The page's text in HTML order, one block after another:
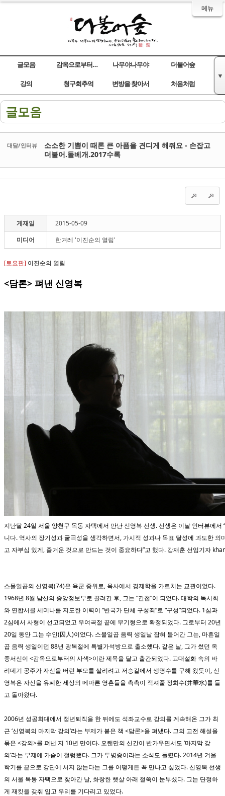
메뉴
글모음 감옥으로부터의 사색 나무야나무야 더불어숲
강의
▼
청구회추억
변방을 찾아서 처음처럼
글모음
대담/인터뷰
소소한 기쁨이 때론 큰 아픔을 견디게 해줘요 - 손잡고
더불어.돌베개.2017수록
게재일
2015-05-09
미디어
한겨레 '이진순의 열림'
[토요판] 이진순의 열림
<담론> 펴낸 신영복
지난달 24일 서울 양천구 목동 자택에서 만난 신영복 선생. 선생은 이날 인터뷰에서
니다. 역사의 장기성과 굴곡성을 생각하면서, 가시적 성과나 목표 달성에 과도한
고 자부심 있게, 즐거운 것으로 만드는 것이 중요하다”고 했다. 강재훈 선임기자
스물일곱의 신영복(74)은 육군 중위로, 육사에서 경제학을 가르치는 교관이었다.
1968년 8월 남산의 중앙정보부로 끌려간 후, 그는 “간첩”이 되었다. 대학의 독서회
와 연합서클 세미나를 지도한 이력이 “반국가 단체 구성죄”로 “구성”되었다. 1심과
2심에서 사형이 선고되었고 우여곡절 끝에 무기형으로 확정되었다. 그로부터 20년
20일 동안 그는 수인(囚人)이었다. 스물일곱 음력 생일날 잡혀 들어간 그는, 마흔일
곱 음력 생일이던 88년 광복절에 특별가석방으로 출소했다. 같은 날, 그가 썼던 옥
중서신이 <감옥으로부터의 사색>이란 제목을 달고 출간되었다. 고대설화 속의 바
리데기 공주가 자신을 버린 부모를 살리려고 저승길에서 생명수를 구해 왔듯이, 신
영복은 자신을 유폐한 세상의 메마른 영혼들을 촉촉이 적셔줄 정화수(井華水)를 들
고 돌아왔다.
2006년 성공회대에서 정년퇴직을 한 뒤에도 석좌교수로 강의를 계속해온 그가 최
근 ‘신영복의 마지막 강의’라는 부제가 붙은 책 <담론>을 펴냈다. 그의 고전 해설을
묶은 <강의>를 펴낸 지 10년 만이다. 오랜만의 신간이 반가우면서도 ‘마지막 강
의’라는 부제에 가슴이 철렁했다. 그가 투병중이라는 소식도 들렸다. 2014년 겨울
학기를 끝으로 강단에 서지 않는다는 그를 어떻게든 꼭 만나고 싶었다. 신영복 선생
의 서울 목동 자택으로 찾아간 날, 화창한 햇살 아래 철쭉이 눈부셨다. 그는 단정하
게 재킷을 갖춰 입고 우리를 기다리고 있었다.
Sketchbook5, 스케치북5
Sketchbook5, 스케치북5
Sketchbook5, 스케치북5
Sketchbook5, 스케치북5